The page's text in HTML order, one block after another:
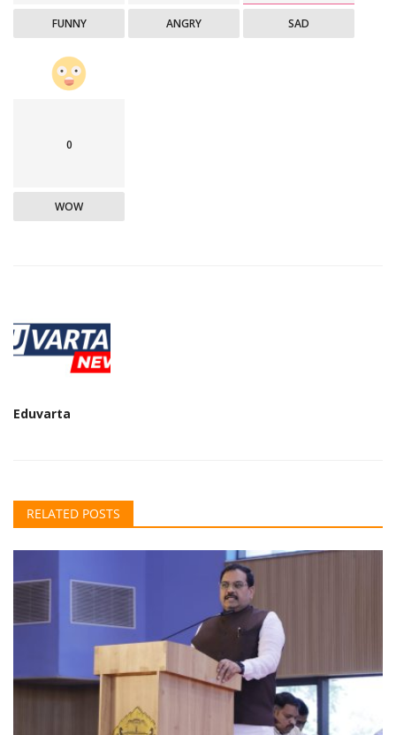
FUNNY ANGRY SAD
0
WOW
Eduvarta
RELATED POSTS